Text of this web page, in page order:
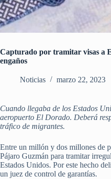
Capturado por tramitar visas a
engaños
Noticias marzo 22, 2023
Cuando llegaba de los Estados
aeropuerto El Dorado. Deberá
tráfico de migrantes.
Entre un millón y dos millones de
Pájaro Guzmán para tramitar
Estados Unidos. Por este hecho
un juez de control de garantías.